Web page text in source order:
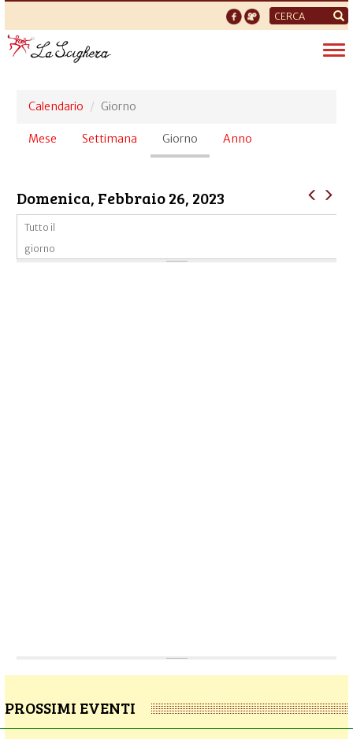
Form
di
ricerca
Calendario Giorno
Schede
Mese Settimana Giorno (scheda
attiva)
Anno
Domenica, Febbraio 26, 2023
Tutto il
giorno
PROSSIMI EVENTI